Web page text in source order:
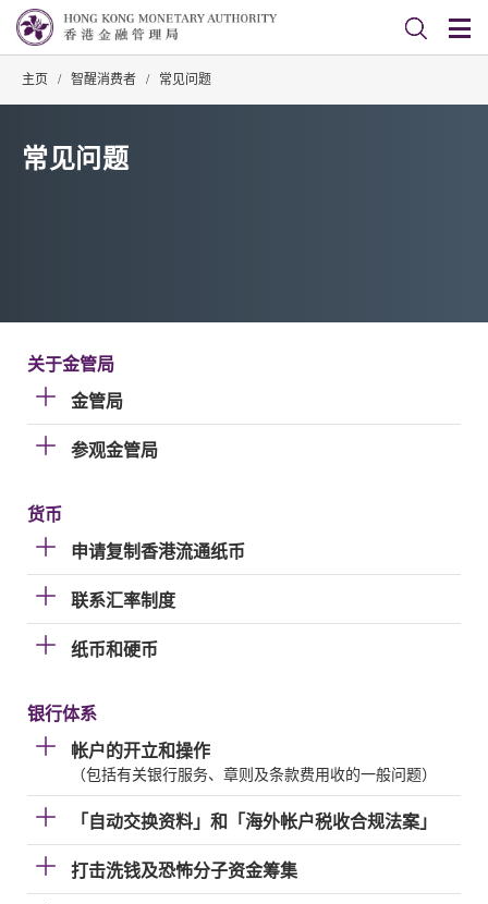
主页 / 智醒消费者 / 常见问题
常见问题
关于金管局
金管局
参观金管局
货币
申请复制香港流通纸币
联系汇率制度
纸币和硬币
银行体系
帐户的开立和操作
（包括有关银行服务、章则及条款费用收的一般问题）
「自动交换资料」和「海外帐户税收合规法案」
打击洗钱及恐怖分子资金筹集